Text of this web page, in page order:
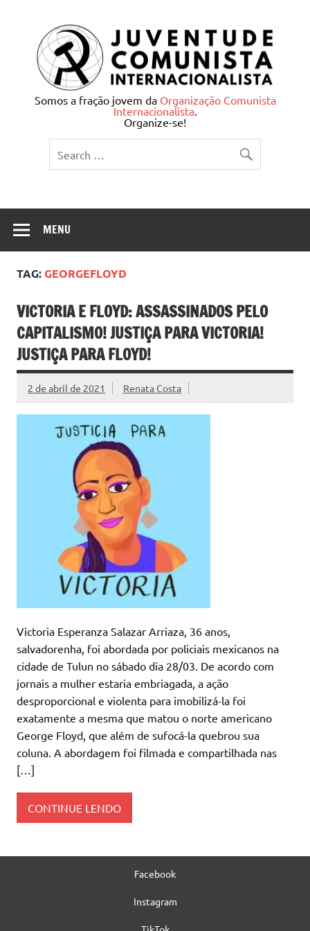
Juventude Comunista
Internacionalista
Somos a fração jovem da Organização Comunista
Internacionalista.
Organize-se!
MENU
TAG:GEORGEFLOYD
VICTORIA E FLOYD: ASSASSINADOS PELO
CAPITALISMO! JUSTIÇA PARA VICTORIA!
JUSTIÇA PARA FLOYD!
2 de abril de 2021 Renata Costa
Victoria Esperanza Salazar Arriaza, 36 anos,
salvadorenha, foi abordada por policiais mexicanos na
cidade de Tulun no sábado dia 28/03. De acordo com
jornais a mulher estaria embriagada, a ação
desproporcional e violenta para imobilizá-la foi
exatamente a mesma que matou o norte americano
George Floyd, que além de sufocá-la quebrou sua
coluna. A abordagem foi filmada e compartilhada nas
[…]
CONTINUE LENDO
Facebook
Instagram